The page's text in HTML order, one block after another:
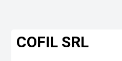
COFIL SRL